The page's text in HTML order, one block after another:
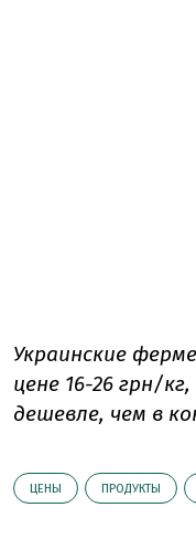
Украинские
цене 16-26 грн/
дешевле, чем в
ЦЕНЫ ПРОДУКТЫ